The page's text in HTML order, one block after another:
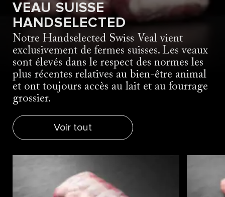
VEAU SUISSE
HANDSELECTED
Notre Handselected Swiss Veal vient
exclusivement de fermes suisses. Les veaux
sont élevés dans le respect des normes les
plus récentes relatives au bien-être animal
et ont toujours accès au lait et au fourrage
grossier.
Voir tout